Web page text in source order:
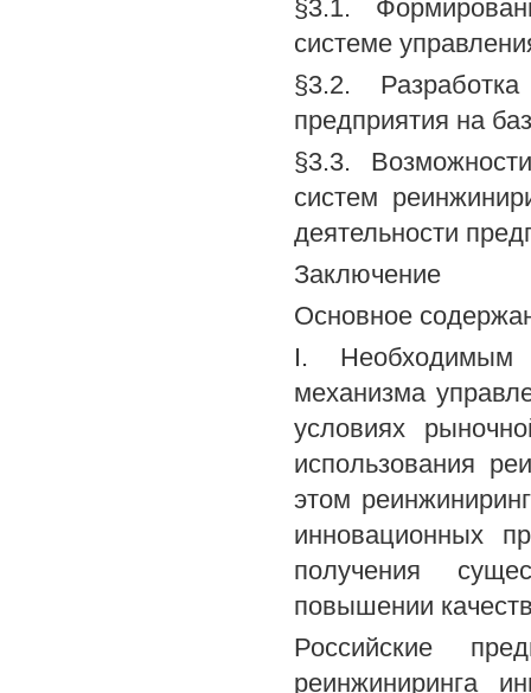
§3.1.
системе
§3.2.
предприятия на
§3.3.
систем
деятельности
Заключение
Основное
I. Необходимым
механизма
условиях
использования
этом
инновационных
получения
повышении
Российские
реинжиниринга